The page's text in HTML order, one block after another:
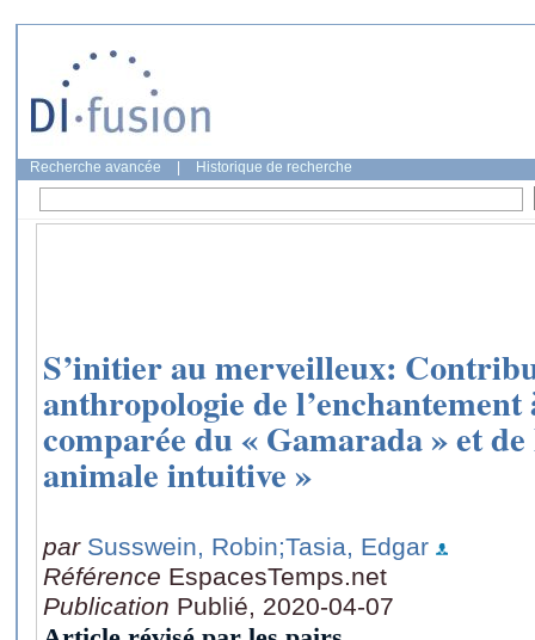
Recherche avancée Historique de recherche
S’initier au merveilleux:
anthropologie de
comparée du « Gamarada » et
animale intuitive »
par Susswein, Robin;Tasia, Edgar
Référence EspacesTemps.net
Publication Publié, 2020-04-07